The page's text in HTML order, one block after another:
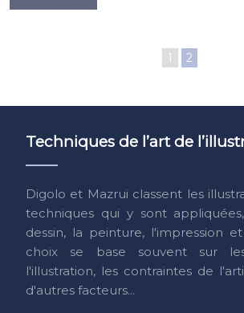
1 2
Techniques de l’art de
Digolo et Mazrui classent les
techniques qui y sont
dessin, la peinture, l'impression
choix se base souvent sur
l'illustration, les contraintes de
d'autres facteurs...